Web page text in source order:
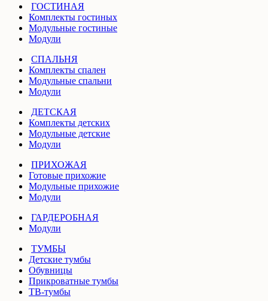
ГОСТИНАЯ
Комплекты гостиных
Модульные гостиные
Модули
СПАЛЬНЯ
Комплекты спален
Модульные спальни
Модули
ДЕТСКАЯ
Комплекты детских
Модульные детские
Модули
ПРИХОЖАЯ
Готовые прихожие
Модульные прихожие
Модули
ГАРДЕРОБНАЯ
Модули
ТУМБЫ
Детские тумбы
Обувницы
Прикроватные тумбы
ТВ-тумбы